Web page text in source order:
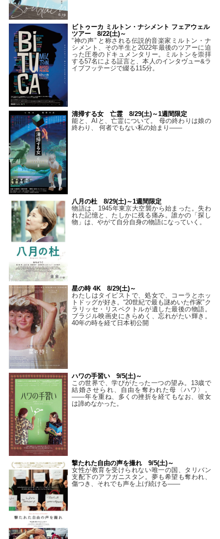
ビトゥーカ ミルトン・ナシメント フェアウェル
ツアー 8/22(土)～
“神の声” と称される伝説的音楽家ミルトン・ナ
シメント、その半生と2022年最後のツアーに迫
った圧巻のドキュメンタリー。ミルトンを崇拝
する57名による証言と、本人のインタヴュー&ラ
イブフッテージで綴る115分。
清掃する女 亡霊 8/29(土)～1週間限定
能と、AIと、亡霊について。 母の終わりは娘の
終わり、 何者でもない私の始まり――
八月の杜 8/29(土)～1週間限定
物語は、1945年東京大空襲から始まった。失わ
れた記憶と、たしかに残る痛み。誰かの「探し
物」は、やがて自分自身の物語になっていく。
星の時 4K 8/29(土)～
わたしはタイピストで、処⼥で、コーラとホッ
トドッグが好き。“20世紀で最も謎めいた作家”ク
ラリッセ・リスペクトルが遺した最後の物語。
ブラジル映画史にきらめく、忘れがたい輝き。
40年の時を経て⽇本初公開
ハワの手習い 9/5(土)～
この世界で、学びがたった一つの望み。13歳で
結婚させられ、自由を奪われた母〈ハワ〉。
——年を重ね、多くの挫折を経てもなお、彼女
は諦めなかった。
撃たれた自由の声を撮れ 9/5(土)～
女性が教育を受けられない唯一の国、タリバン
支配下のアフガニスタン。夢も希望も奪われ、
傷つき、それでも声を上げ続ける——